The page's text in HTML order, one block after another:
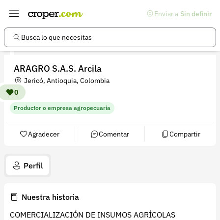
Enviar a Sin definir
Busca lo que necesitas
0
ARAGRO S.A.S. Arcila
Jericó, Antioquia, Colombia
Productor o empresa agropecuaria
Agradecer Comentar Compartir
Perfil
Nuestra historia
COMERCIALIZACIÓN DE INSUMOS AGRÍCOLAS
Enlaces de interés
Preguntas frecuentes
Ayuda
Información legal
Términos y condiciones
Política de devoluciones
Cuenta